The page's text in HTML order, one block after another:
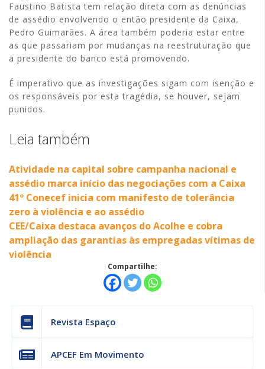
Faustino Batista tem relação direta com as denúncias
de assédio envolvendo o então presidente da Caixa,
Pedro Guimarães. A área também poderia estar entre
as que passariam por mudanças na reestruturação que
a presidente do banco está promovendo.
É imperativo que as investigações sigam com isenção e
os responsáveis por esta tragédia, se houver, sejam
punidos.
Leia também
Atividade na capital sobre campanha nacional e
assédio marca início das negociações com a Caixa
41º Conecef inicia com manifesto de tolerância
zero à violência e ao assédio
CEE/Caixa destaca avanços do Acolhe e cobra
ampliação das garantias às empregadas vítimas de
violência
Compartilhe:
Revista Espaço
APCEF Em Movimento